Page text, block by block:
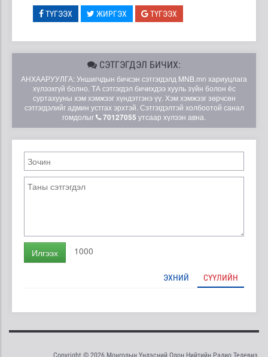
ТҮГЭЭХ ЖИРГЭХ ТҮГЭЭХ
СЭТГЭГДЭЛ БИЧИХ:
АНХААРУУЛГА: Уншигчдын бичсэн сэтгэгдэлд MNB.mn хариуцлага
хүлээхгүй болно. ТА сэтгэгдэл бичихдээ хууль зүйн болон ёс
суртахууны хэм хэмжээг хүндэтгэнэ үү. Хэм хэмжээг зөрчсөн
сэтгэгдэлийг админ устгах эрхтэй. Сэтгэгдэлтэй холбоотой санал
гомдолыг
70127055 утсаар хүлээн авна.
Илгээх 1000
ЭХНИЙ СҮҮЛИЙН
Copyright © 2026 Монголын Үндэсний Олон Нийтийн Радио Телевиз.